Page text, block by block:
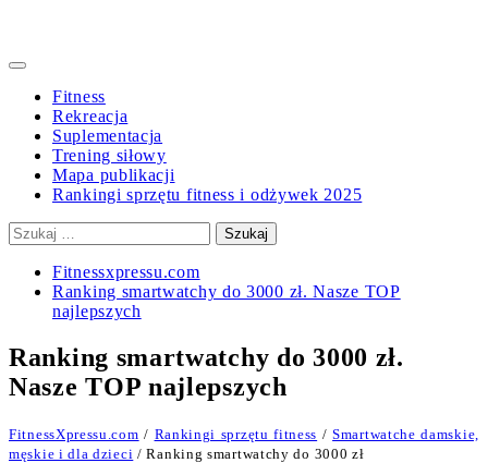
Primary
Fitness
Rekreacja
Suplementacja
Trening siłowy
Mapa publikacji
Rankingi sprzętu fitness i odżywek 2025
Szukaj:
Fitnessxpressu.com
Ranking smartwatchy do 3000 zł. Nasze TOP
najlepszych
Ranking smartwatchy do 3000 zł.
Nasze TOP najlepszych
FitnessXpressu.com / Rankingi sprzętu fitness /Smartwatche damskie,
męskie i dla dzieci / Ranking smartwatchy do 3000 zł